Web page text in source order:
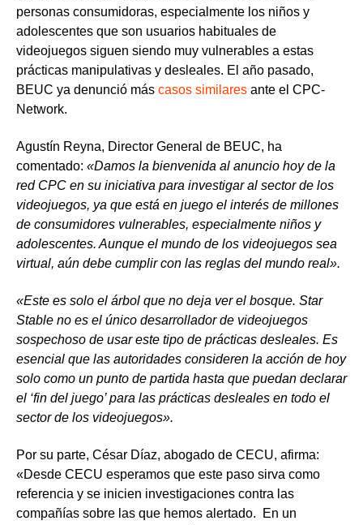
personas consumidoras, especialmente los niños y
adolescentes que son usuarios habituales de
videojuegos siguen siendo muy vulnerables a estas
prácticas manipulativas y desleales. El año pasado,
BEUC ya denunció más casos similares ante el CPC-
Network.
Agustín Reyna, Director General de BEUC, ha
comentado: «Damos la bienvenida al anuncio hoy de la
red CPC en su iniciativa para investigar al sector de los
videojuegos, ya que está en juego el interés de millones
de consumidores vulnerables, especialmente niños y
adolescentes. Aunque el mundo de los videojuegos sea
virtual, aún debe cumplir con las reglas del mundo real».
«Este es solo el árbol que no deja ver el bosque. Star
Stable no es el único desarrollador de videojuegos
sospechoso de usar este tipo de prácticas desleales. Es
esencial que las autoridades consideren la acción de hoy
solo como un punto de partida hasta que puedan declarar
el ‘fin del juego’ para las prácticas desleales en todo el
sector de los videojuegos».
Por su parte, César Díaz, abogado de CECU, afirma:
«Desde CECU esperamos que este paso sirva como
referencia y se inicien investigaciones contra las
compañías sobre las que hemos alertado. En un